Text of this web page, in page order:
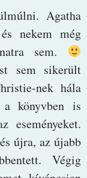
Agatha
nekem még
sem.
sem sikerült
nek hála
könyvben is
újra, az újabb
Végig